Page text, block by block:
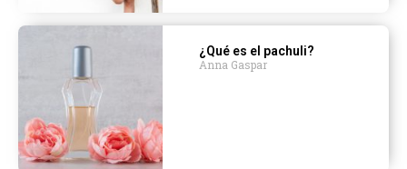
¿Qué es el pachuli?
Anna Gaspar